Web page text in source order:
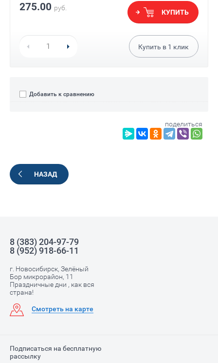
275.00 руб.
КУПИТЬ
Купить в 1 клик
Добавить к сравнению
поделиться
НАЗАД
8 (383) 204-97-79
8 (952) 918-66-11
г. Новосибирск, Зелёный
Бор микрорайон, 11
Праздничные дни , как вся
страна!
Смотреть на карте
Подписаться на бесплатную
рассылку